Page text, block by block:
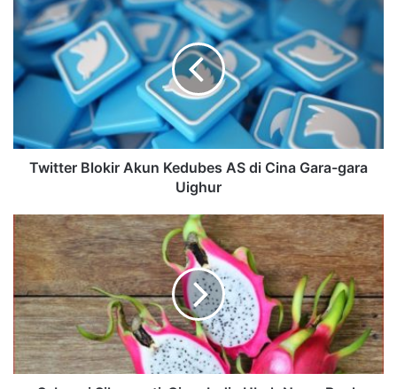
Twitter Blokir Akun Kedubes AS di Cina Gara-gara
Uighur